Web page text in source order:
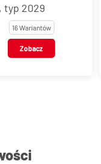
typ 2029
16 Wariantów
Zobacz